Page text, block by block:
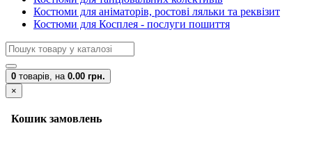
Костюми для аніматорів, ростові ляльки та реквізит
Костюми для Косплея - послуги пошиття
0 товарів, на 0.00 грн.
×
Кошик замовлень